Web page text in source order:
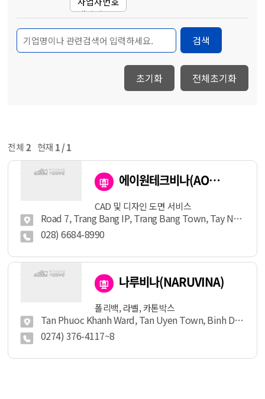
검색
초기화 전체초기화
전체2 현재 1 / 1
에이원테크비나(AONETECHVINA)
CAD 및 디자인 도면 서비스
Road 7, Trang Bang IP, Trang Bang Town, Tay Ninh
028) 6684-8990
나루비나(NARUVINA)
폴리백, 라벨, 카톤박스
Tan Phuoc Khanh Ward, Tan Uyen Town, Binh Duong
0274) 376-4117~8